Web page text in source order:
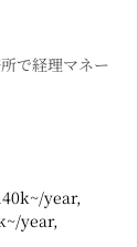
で経理マネー
year
year